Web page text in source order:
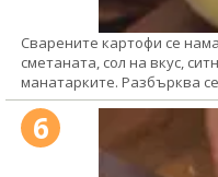
Сварените картофи се
сметаната, сол на вкус,
манатарките. Разбърква
6